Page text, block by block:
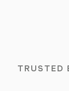
TRUSTED